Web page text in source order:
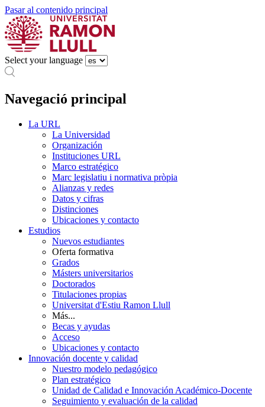
Pasar al contenido principal
Select your language
Navegació principal
La URL
La Universidad
Organización
Instituciones URL
Marco estratégico
Marc legislatiu i normativa pròpia
Alianzas y redes
Datos y cifras
Distinciones
Ubicaciones y contacto
Estudios
Nuevos estudiantes
Oferta formativa
Grados
Másters universitarios
Doctorados
Titulaciones propias
Universitat d'Estiu Ramon Llull
Más...
Becas y ayudas
Acceso
Ubicaciones y contacto
Innovación docente y calidad
Nuestro modelo pedagógico
Plan estratégico
Unidad de Calidad e Innovación Académico-Docente
Seguimiento y evaluación de la calidad